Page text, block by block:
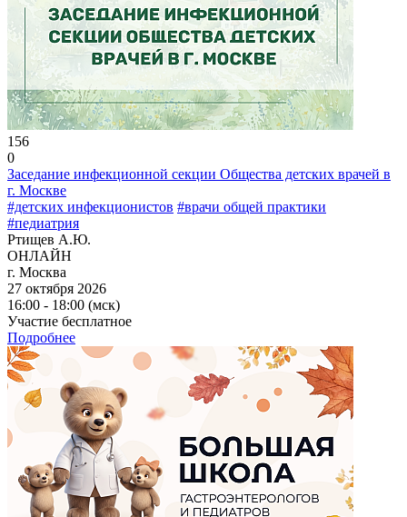
156
0
Заседание инфекционной секции Общества детских врачей в
г. Москве
#детских инфекционистов #врачи общей практики
#педиатрия
Ртищев А.Ю.
ОНЛАЙН
г. Москва
27 октября 2026
16:00 - 18:00 (мск)
Участие бесплатное
Подробнее